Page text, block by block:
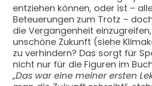
entziehen können, oder ist –
Beteuerungen zum Trotz –
die Vergangenheit
unschöne Zukunft (siehe
zu verhindern? Das sorgt für
nicht nur für die Figuren im
„Das war eine meiner ersten